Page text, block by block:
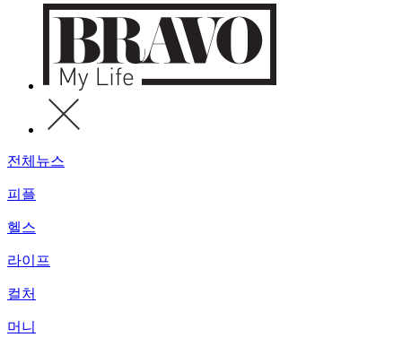
전체뉴스
피플
헬스
라이프
컬처
머니